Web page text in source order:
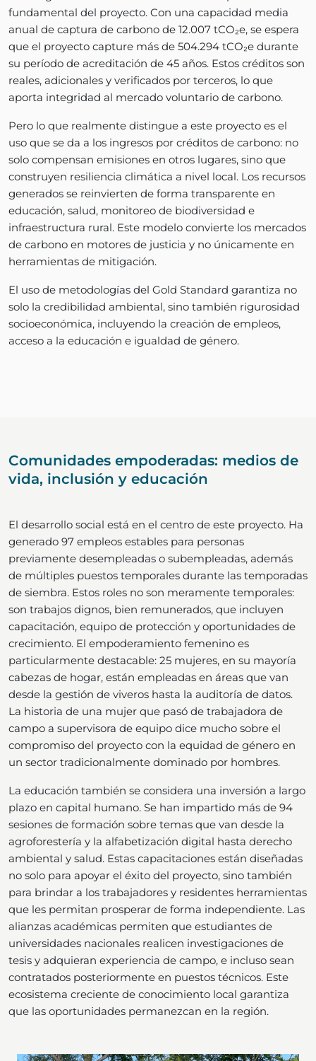
fundamental del proyecto. Con una capacidad media
anual de captura de carbono de 12.007 tCO₂e, se espera
que el proyecto capture más de 504.294 tCO₂e durante
su período de acreditación de 45 años. Estos créditos son
reales, adicionales y verificados por terceros, lo que
aporta integridad al mercado voluntario de carbono.
Pero lo que realmente distingue a este proyecto es el
uso que se da a los ingresos por créditos de carbono: no
solo compensan emisiones en otros lugares, sino que
construyen resiliencia climática a nivel local. Los recursos
generados se reinvierten de forma transparente en
educación, salud, monitoreo de biodiversidad e
infraestructura rural. Este modelo convierte los mercados
de carbono en motores de justicia y no únicamente en
herramientas de mitigación.
El uso de metodologías del Gold Standard garantiza no
solo la credibilidad ambiental, sino también rigurosidad
socioeconómica, incluyendo la creación de empleos,
acceso a la educación e igualdad de género.
Comunidades empoderadas: medios de
vida, inclusión y educación
El desarrollo social está en el centro de este proyecto. Ha
generado 97 empleos estables para personas
previamente desempleadas o subempleadas, además
de múltiples puestos temporales durante las temporadas
de siembra. Estos roles no son meramente temporales:
son trabajos dignos, bien remunerados, que incluyen
capacitación, equipo de protección y oportunidades de
crecimiento. El empoderamiento femenino es
particularmente destacable: 25 mujeres, en su mayoría
cabezas de hogar, están empleadas en áreas que van
desde la gestión de viveros hasta la auditoría de datos.
La historia de una mujer que pasó de trabajadora de
campo a supervisora de equipo dice mucho sobre el
compromiso del proyecto con la equidad de género en
un sector tradicionalmente dominado por hombres.
La educación también se considera una inversión a largo
plazo en capital humano. Se han impartido más de 94
sesiones de formación sobre temas que van desde la
agroforestería y la alfabetización digital hasta derecho
ambiental y salud. Estas capacitaciones están diseñadas
no solo para apoyar el éxito del proyecto, sino también
para brindar a los trabajadores y residentes herramientas
que les permitan prosperar de forma independiente. Las
alianzas académicas permiten que estudiantes de
universidades nacionales realicen investigaciones de
tesis y adquieran experiencia de campo, e incluso sean
contratados posteriormente en puestos técnicos. Este
ecosistema creciente de conocimiento local garantiza
que las oportunidades permanezcan en la región.